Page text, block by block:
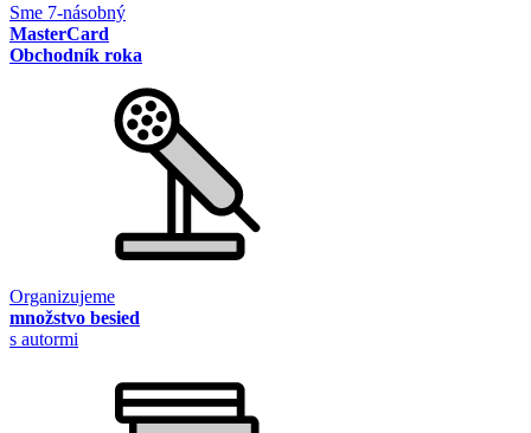
Sme 7-násobný
MasterCard
Obchodník roka
Organizujeme
množstvo besied
s autormi